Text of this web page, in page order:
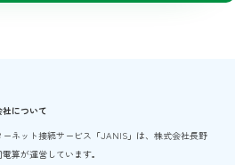
社について
ーネット接続サービス「JANIS」は、株式会社長野
算が運営しています。